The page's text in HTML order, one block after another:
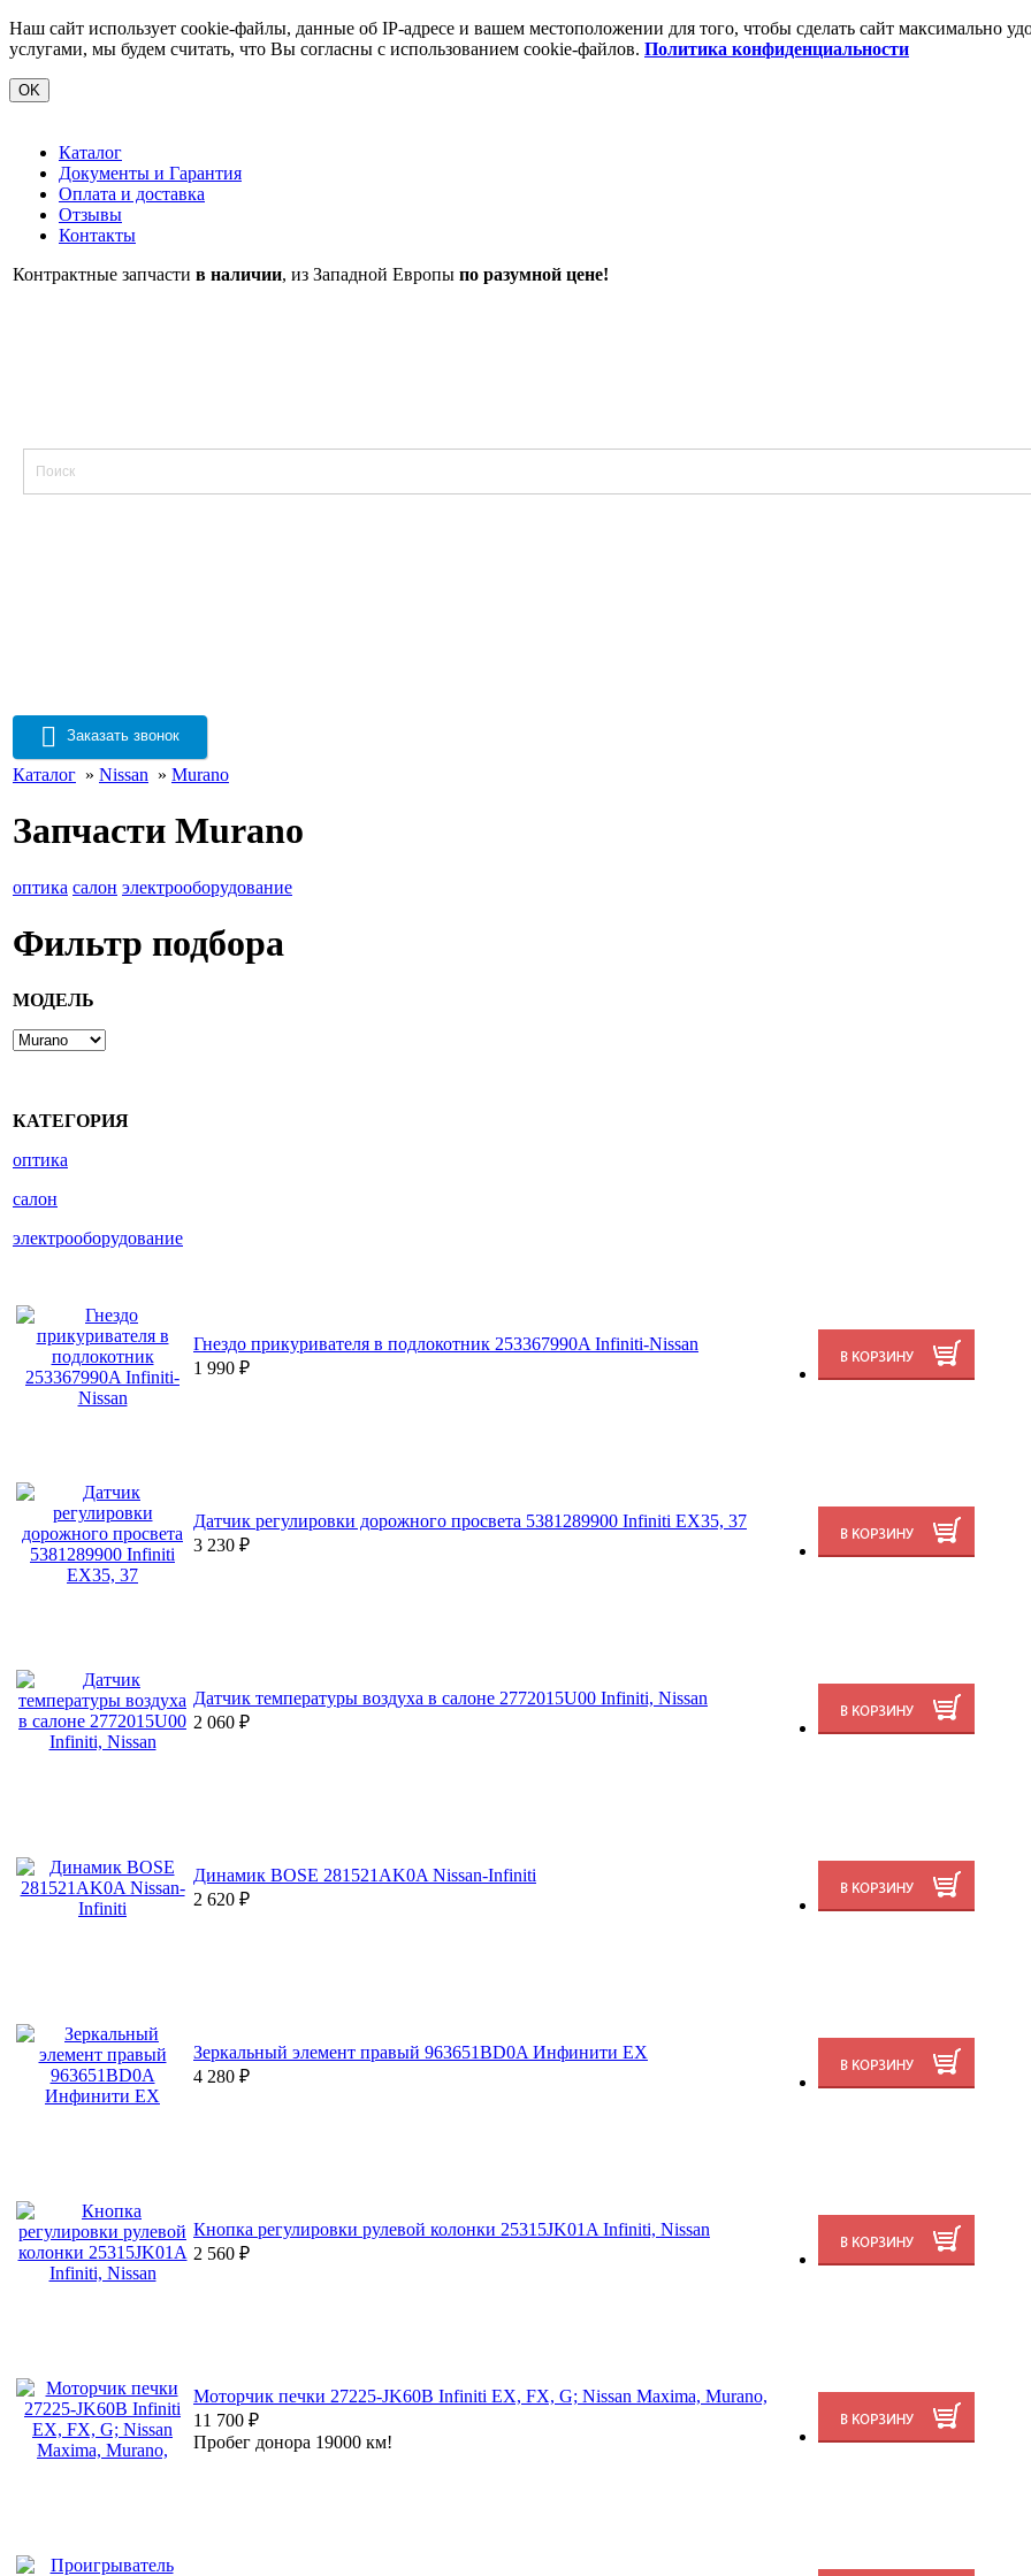
Наш сайт использует cookie-файлы, данные об IP-адресе и вашем местоположении для того, чтобы сделать сайт максимально
услугами, мы будем считать, что Вы согласны с использованием cookie-файлов. Политика конфиденциальности
OK
Каталог
Документы и Гарантия
Оплата и доставка
Отзывы
Контакты
Контрактные запчасти в наличии, из Западной Европы по разумной цене!
Заказать звонок
Каталог » Nissan » Murano
Запчасти Murano
оптика салон электрооборудование
Фильтр подбора
МОДЕЛЬ
КАТЕГОРИЯ
оптика
салон
электрооборудование
Гнездо прикуривателя в подлокотник 253367990A Infiniti-Nissan
1 990 ₽
Датчик регулировки дорожного просвета 5381289900 Infiniti EX35, 37
3 230 ₽
Датчик температуры воздуха в салоне 2772015U00 Infiniti, Nissan
2 060 ₽
Динамик BOSE 281521AK0A Nissan-Infiniti
2 620 ₽
Зеркальный элемент правый 963651BD0A Инфинити ЕХ
4 280 ₽
Кнопка регулировки рулевой колонки 25315JK01A Infiniti, Nissan
2 560 ₽
Моторчик печки 27225-JK60B Infiniti EX, FX, G; Nissan Maxima, Murano,
11 700 ₽
Пробег донора 19000 км!